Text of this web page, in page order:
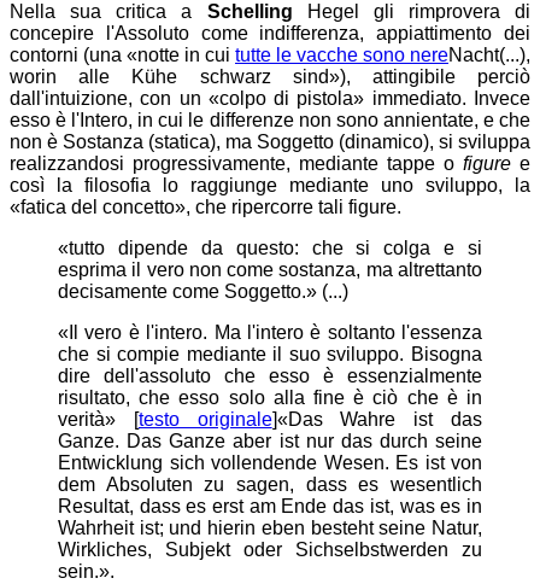
Nella sua critica a Schelling Hegel gli rimprovera di
concepire l'Assoluto come indifferenza, appiattimento dei
contorni (una
notte in cui tutte le vacche sono nereNacht(...),
worin alle Kühe schwarz sind
), attingibile perciò
dall'intuizione, con un
colpo di pistola
immediato. Invece
esso è l'Intero, in cui le differenze non sono annientate, e che
non è Sostanza (statica), ma Soggetto (dinamico), si sviluppa
realizzandosi progressivamente, mediante tappe o figure e
così la filosofia lo raggiunge mediante uno sviluppo, la
fatica del concetto , che ripercorre tali figure.
«tutto dipende da questo: che si colga e si
esprima il vero non come sostanza, ma altrettanto
decisamente come Soggetto.» (...)
«Il vero è l'intero. Ma l'intero è soltanto l'essenza
che si compie mediante il suo sviluppo. Bisogna
dire dell'assoluto che esso è essenzialmente
risultato, che esso solo alla fine è ciò che è in
verità» [testo originale]«Das Wahre ist das
Ganze. Das Ganze aber ist nur das durch seine
Entwicklung sich vollendende Wesen. Es ist von
dem Absoluten zu sagen, dass es wesentlich
Resultat, dass es erst am Ende das ist, was es in
Wahrheit ist; und hierin eben besteht seine Natur,
Wirkliches, Subjekt oder Sichselbstwerden zu
sein.».